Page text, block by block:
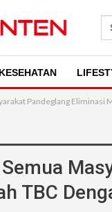
KESEHATAN
Pandeglang Eliminasi
TBC